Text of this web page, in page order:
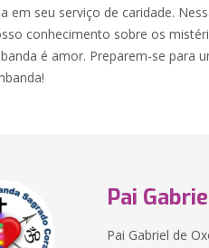
em seu serviço de caridade.
conhecimento sobre os
é amor. Preparem-se para
Pai
Pai Gabriel de